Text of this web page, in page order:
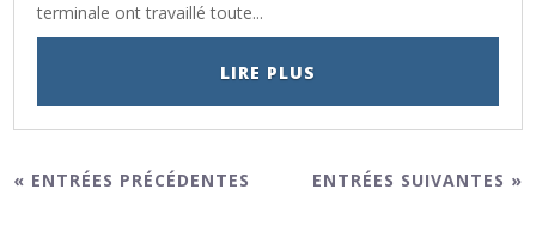
terminale ont travaillé toute...
LIRE PLUS
« ENTRÉES PRÉCÉDENTES ENTRÉES SUIVANTES »